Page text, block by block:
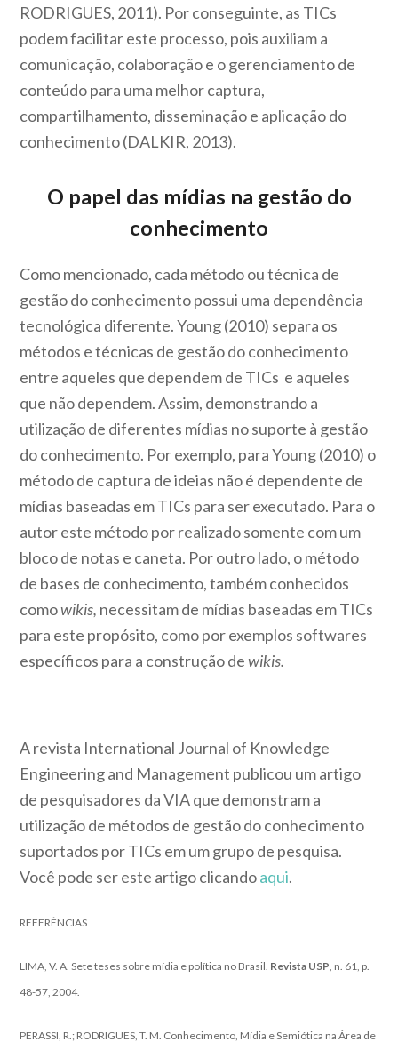
RODRIGUES, 2011). Por conseguinte, as TICs
podem facilitar este processo, pois auxiliam a
comunicação, colaboração e o gerenciamento de
conteúdo para uma melhor captura,
compartilhamento, disseminação e aplicação do
conhecimento (DALKIR, 2013).
O papel das mídias na gestão do
conhecimento
Como mencionado, cada método ou técnica de
gestão do conhecimento possui uma dependência
tecnológica diferente. Young (2010) separa os
métodos e técnicas de gestão do conhecimento
entre aqueles que dependem de TICs e aqueles
que não dependem. Assim, demonstrando a
utilização de diferentes mídias no suporte à gestão
do conhecimento. Por exemplo, para Young (2010) o
método de captura de ideias não é dependente de
mídias baseadas em TICs para ser executado. Para o
autor este método por realizado somente com um
bloco de notas e caneta. Por outro lado, o método
de bases de conhecimento, também conhecidos
comowikis, necessitam de mídias baseadas em TICs
para este propósito, como por exemplos softwares
específicos para a construção dewikis.
A revista International Journal of Knowledge
Engineering and Management publicou um artigo
de pesquisadores da VIA que demonstram a
utilização de métodos de gestão do conhecimento
suportados por TICs em um grupo de pesquisa.
Você pode ser este artigo clicandoaqui.
REFERÊNCIAS
LIMA, V. A. Sete teses sobre mídia e política no Brasil. Revista USP, n. 61, p.
48-57, 2004.
PERASSI, R.; RODRIGUES, T. M. Conhecimento, Mídia e Semiótica na Área de